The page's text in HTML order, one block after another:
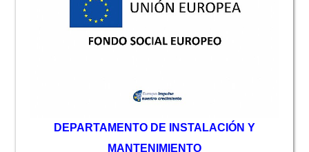
D EPARTAMENTO DE INSTALACIÓN Y
MANTENIMIENTO